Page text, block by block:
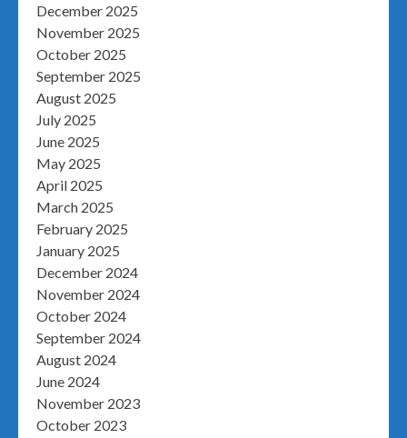
December 2025
November 2025
October 2025
September 2025
August 2025
July 2025
June 2025
May 2025
April 2025
March 2025
February 2025
January 2025
December 2024
November 2024
October 2024
September 2024
August 2024
June 2024
November 2023
October 2023